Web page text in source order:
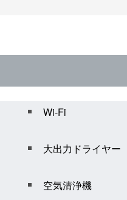
Wi-Fi
大出力ドライヤー
空気清浄機